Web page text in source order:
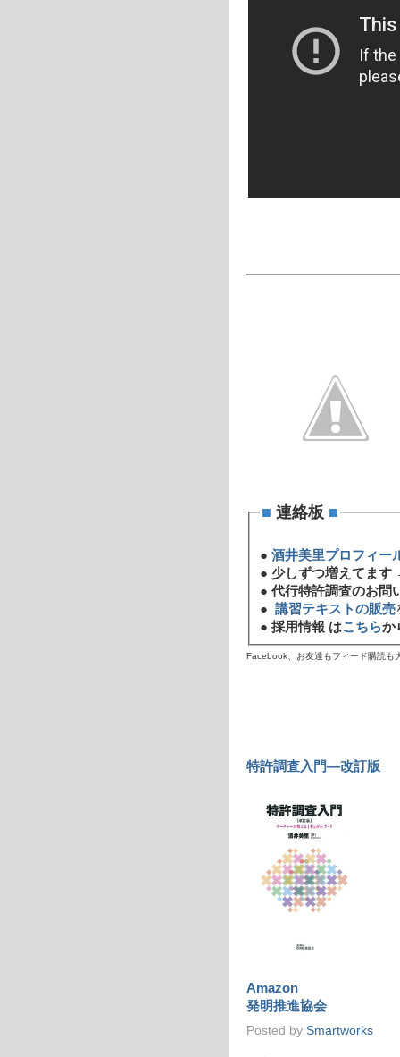
■連絡板 ■
●酒井美里プロフィー
● 少しずつ増えてま
●代行特許調査のお問
●講習テキストの販売
●採用情報 はこちらか
Facebook、お友達もフィード購読も
特許調査入門―改訂版
Amazon
発明推進協会
Posted by Smartworks